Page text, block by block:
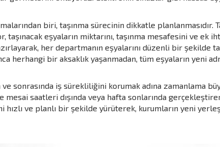
biri, taşınma sürecinin dikkatle planlanmasıdır.
eşyaların miktarını, taşınma mesafesini ve ek
her departmanın eşyalarını düzenli bir şekilde
herhangi bir aksaklık yaşanmadan, tüm eşyaların yeni
ve sonrasında iş sürekliliğini korumak adına zamanlama
saatleri dışında veya hafta sonlarında
hızlı ve planlı bir şekilde yürüterek, kurumların yeni